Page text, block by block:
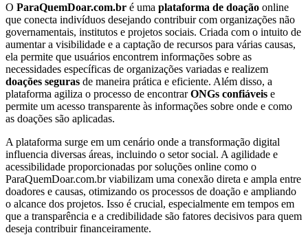
O ParaQuemDoar.com.br é uma plataforma de doação online
que conecta indivíduos desejando contribuir com organizações não
governamentais, institutos e projetos sociais. Criada com o intuito de
aumentar a visibilidade e a captação de recursos para várias causas,
ela permite que usuários encontrem informações sobre as
necessidades específicas de organizações variadas e realizem
doações seguras de maneira prática e eficiente. Além disso, a
plataforma agiliza o processo de encontrarONGs confiáveis e
permite um acesso transparente às informações sobre onde e como
as doações são aplicadas.
A plataforma surge em um cenário onde a transformação digital
influencia diversas áreas, incluindo o setor social. A agilidade e
acessibilidade proporcionadas por soluções online como o
ParaQuemDoar.com.br viabilizam uma conexão direta e ampla entre
doadores e causas, otimizando os processos de doação e ampliando
o alcance dos projetos. Isso é crucial, especialmente em tempos em
que a transparência e a credibilidade são fatores decisivos para quem
deseja contribuir financeiramente.